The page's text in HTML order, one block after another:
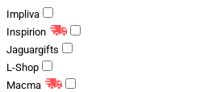
Impliva
Inspirion
Jaguargifts
L-Shop
Macma